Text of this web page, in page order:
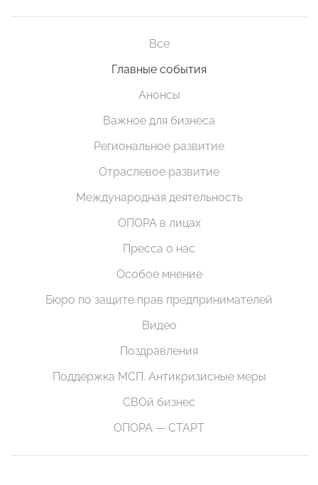
Все
Главные события
Анонсы
Важное для бизнеса
Региональное развитие
Отраслевое развитие
Международная деятельность
ОПОРА в лицах
Пресса о нас
Особое мнение
Бюро по защите прав предпринимателей
Видео
Поздравления
Поддержка МСП. Антикризисные меры
СВОй бизнес
ОПОРА — СТАРТ